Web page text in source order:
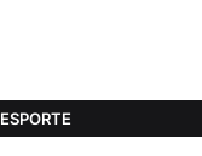
ESPORTE